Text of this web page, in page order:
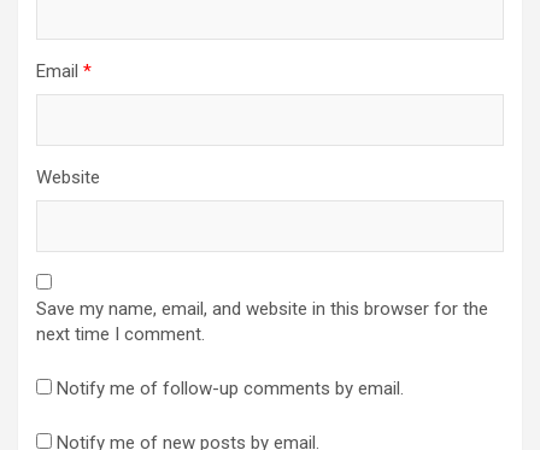
Email *
Website
Save my name, email, and website in this browser for the
next time I comment.
Notify me of follow-up comments by email.
Notify me of new posts by email.